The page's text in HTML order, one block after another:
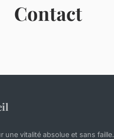
Contact
une vitalité absolue et sans faille.